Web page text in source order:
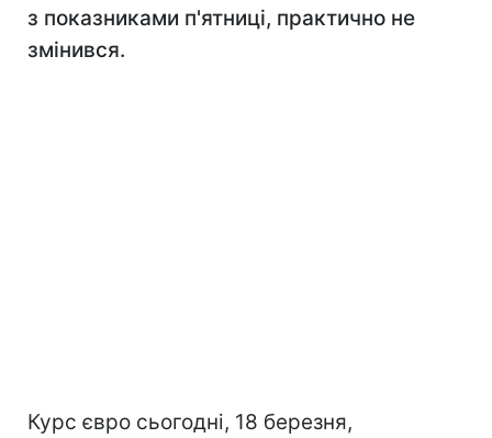
з показниками п'ятниці, практично не
змінився.
Курс євро сьогодні, 18 березня,